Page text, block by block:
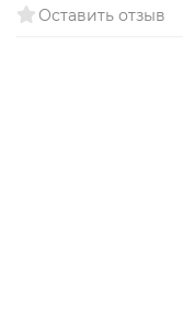
Оставить отзыв